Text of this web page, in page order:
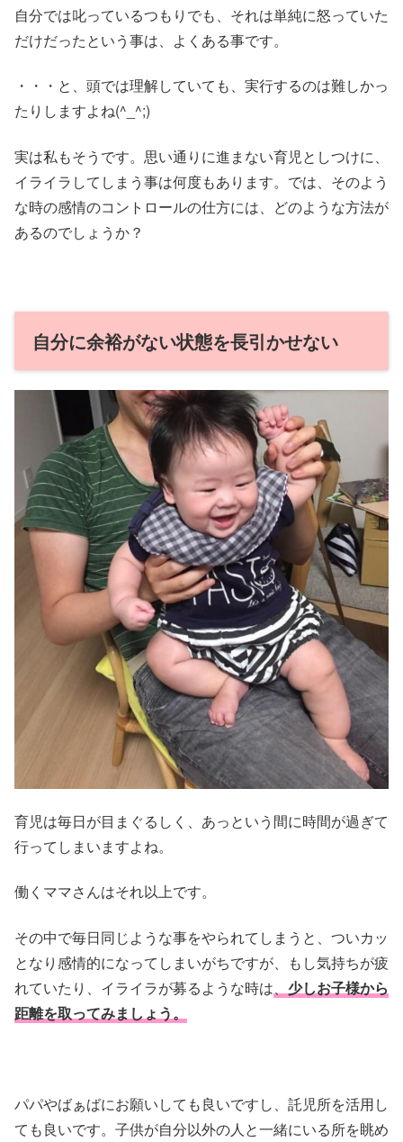
自分では叱っているつもりでも、それは単純に怒っていた
だけだったという事は、よくある事です。
・・・と、頭では理解していても、実行するのは難しかっ
たりしますよね(^_^;)
実は私もそうです。思い通りに進まない育児としつけに、
イライラしてしまう事は何度もあります。では、そのよう
な時の感情のコントロールの仕方には、どのような方法が
あるのでしょうか？
自分に余裕がない状態を長引かせない
育児は毎日が目まぐるしく、あっという間に時間が過ぎて
行ってしまいますよね。
働くママさんはそれ以上です。
その中で毎日同じような事をやられてしまうと、ついカッ
となり感情的になってしまいがちですが、もし気持ちが疲
れていたり、イライラが募るような時は、 少しお子様から
距離を取ってみましょう。
パパやばぁばにお願いしても良いですし、託児所を活用し
ても良いです。子供が自分以外の人と一緒にいる所を眺め